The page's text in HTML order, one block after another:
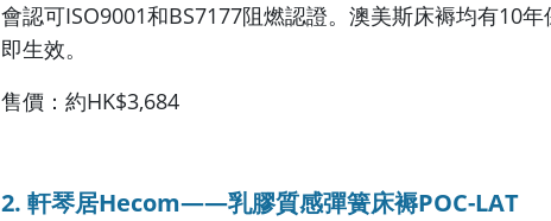
會認可ISO9001和BS7177阻燃認證。澳美斯床褥均有10
即生效。
售價：約HK$3,684
2. 軒琴居Hecom——乳膠質感彈簧床褥POC-LAT